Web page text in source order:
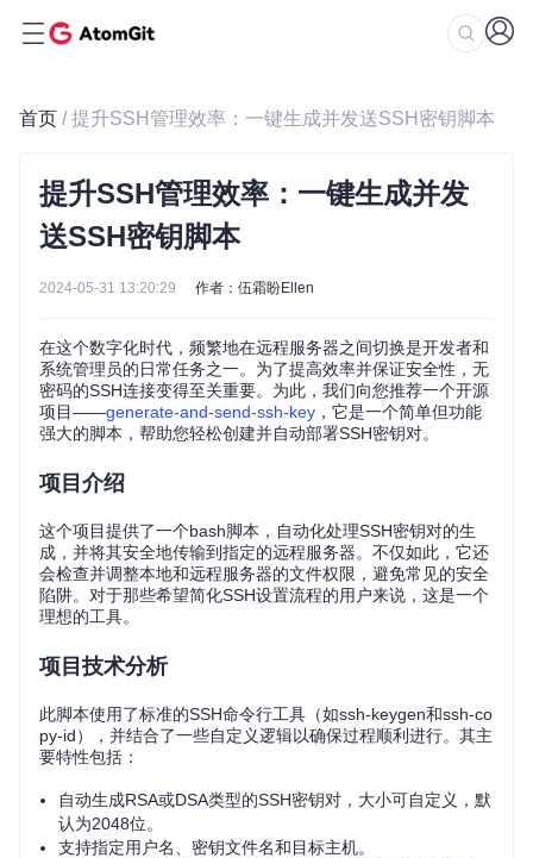
首页 / 提升SSH管理效率：一键生成并发送SSH密钥脚本
提升SSH管理效率：一键生成并发
送SSH密钥脚本
2024-05-31 13:20:29 作者：伍霜盼Ellen
在这个数字化时代，频繁地在远程服务器之间切换是开发者和
系统管理员的日常任务之一。为了提高效率并保证安全性，无
密码的SSH连接变得至关重要。为此，我们向您推荐一个开源
项目——generate-and-send-ssh-key ，它是一个简单但功能
强大的脚本，帮助您轻松创建并自动部署SSH密钥对。
项目介绍
这个项目提供了一个bash脚本，自动化处理SSH密钥对的生
成，并将其安全地传输到指定的远程服务器。不仅如此，它还
会检查并调整本地和远程服务器的文件权限，避免常见的安全
陷阱。对于那些希望简化SSH设置流程的用户来说，这是一个
理想的工具。
项目技术分析
此脚本使用了标准的SSH命令行工具（如ssh-keygen和ssh-co
py-id），并结合了一些自定义逻辑以确保过程顺利进行。其主
要特性包括：
自动生成RSA或DSA类型的SSH密钥对，大小可自定义，默
认为2048位。
支持指定用户名、密钥文件名和目标主机。